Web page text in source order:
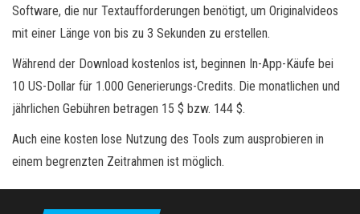
Software, die nur Textaufforderungen benötigt, um Originalvideos
mit einer Länge von bis zu 3 Sekunden zu erstellen.
Während der Download kostenlos ist, beginnen In-App-Käufe bei
10 US-Dollar für 1.000 Generierungs-Credits. Die monatlichen und
jährlichen Gebühren betragen 15 $ bzw. 144 $.
Auch eine kosten lose Nutzung des Tools zum ausprobieren in
einem begrenzten Zeitrahmen ist möglich.